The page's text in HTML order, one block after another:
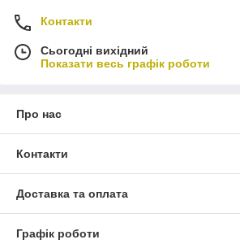
Контакти
Сьогодні вихідний
Показати весь графік роботи
Про нас
Контакти
Доставка та оплата
Графік роботи